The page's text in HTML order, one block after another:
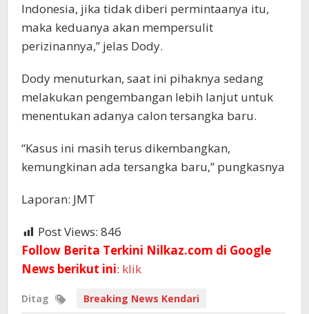
Indonesia, jika tidak diberi permintaanya itu,
maka keduanya akan mempersulit
perizinannya,” jelas Dody.
Dody menuturkan, saat ini pihaknya sedang
melakukan pengembangan lebih lanjut untuk
menentukan adanya calon tersangka baru.
“Kasus ini masih terus dikembangkan,
kemungkinan ada tersangka baru,” pungkasnya
Laporan: JMT
Post Views: 846
Follow Berita Terkini Nilkaz.com di Google
News berikut ini: klik
Ditag
Breaking News Kendari